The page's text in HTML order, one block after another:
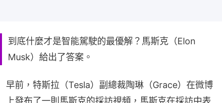
到底什麼才是智能駕駛的最優解？馬斯克（Elon
Musk）給出了答案。
早前，特斯拉（Tesla）副總裁陶琳（Grace）在微博
上發布了一則馬斯克的採訪視頻，馬斯克在採訪中表